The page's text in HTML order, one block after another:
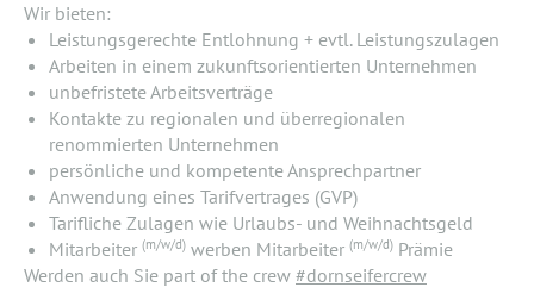
Wir bieten:
Leistungsgerechte Entlohnung + evtl. Leistungszulagen
Arbeiten in einem zukunftsorientierten Unternehmen
unbefristete Arbeitsverträge
Kontakte zu regionalen und überregionalen
renommierten Unternehmen
persönliche und kompetente Ansprechpartner
Anwendung eines Tarifvertrages (GVP)
Tarifliche Zulagen wie Urlaubs- und Weihnachtsgeld
Mitarbeiter (m/w/d)werben Mitarbeiter (m/w/d)Prämie
Werden auch Sie part of the crew #dornseifercrew